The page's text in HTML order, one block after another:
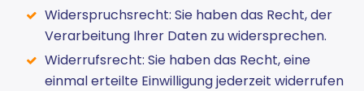
Widerspruchsrecht: Sie haben das Recht, der
Verarbeitung Ihrer Daten zu widersprechen.
Widerrufsrecht: Sie haben das Recht, eine
einmal erteilte Einwilligung jederzeit widerrufen